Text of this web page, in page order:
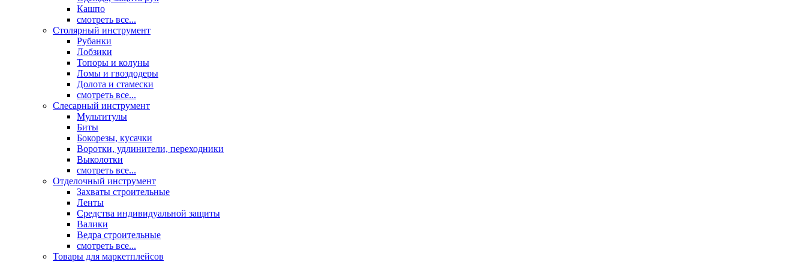
Кашпо
смотреть все...
Столярный инструмент
Рубанки
Лобзики
Топоры и колуны
Ломы и гвоздодеры
Долота и стамески
смотреть все...
Слесарный инструмент
Мультитулы
Биты
Бокорезы, кусачки
Воротки, удлинители, переходники
Выколотки
смотреть все...
Отделочный инструмент
Захваты строительные
Ленты
Средства индивидуальной защиты
Валики
Ведра строительные
смотреть все...
Товары для маркетплейсов